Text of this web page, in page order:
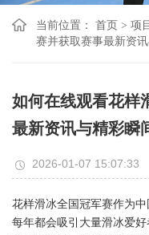
当前位置： 首页 > 项
赛并获取赛事最新资
如何在线观看花样
最新资讯与精彩瞬
2026-01-07 15:07:33
花样滑冰全国冠军赛作为
每年都会吸引大量滑冰爱